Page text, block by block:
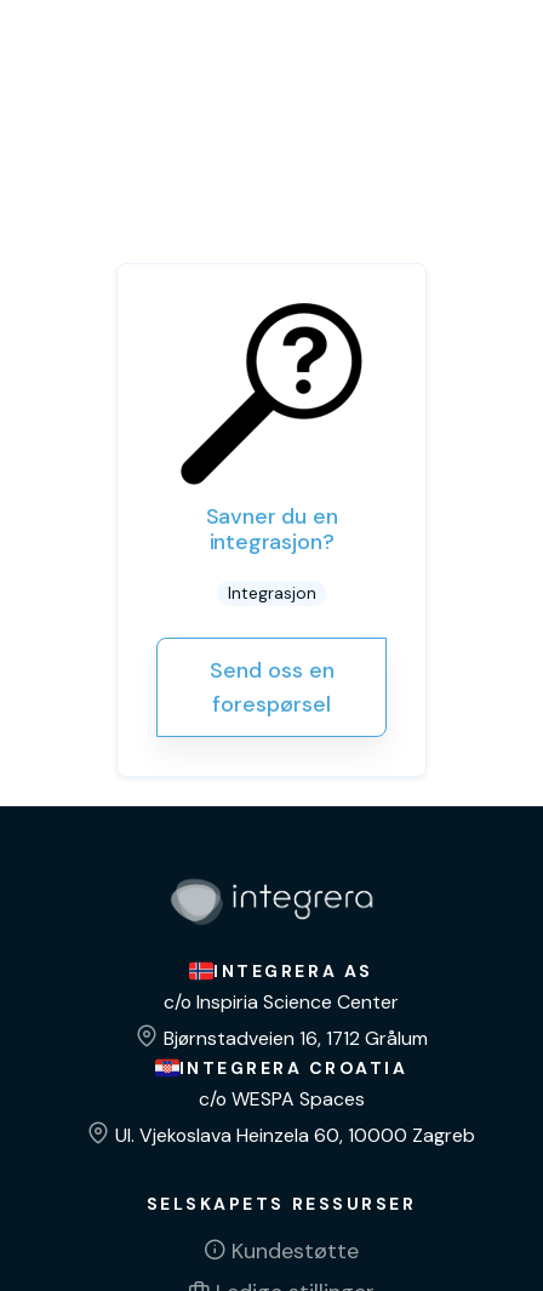
Savner du en
integrasjon?
Integrasjon
Send oss en
forespørsel
INTEGRERA AS
c/o Inspiria Science Center
Bjørnstadveien 16, 1712 Grålum
INTEGRERA CROATIA
c/o WESPA Spaces
Ul. Vjekoslava Heinzela 60, 10000 Zagreb
SELSKAPETS RESSURSER
Kundestøtte